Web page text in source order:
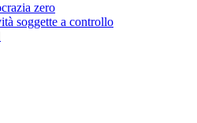
zero
soggette a controllo